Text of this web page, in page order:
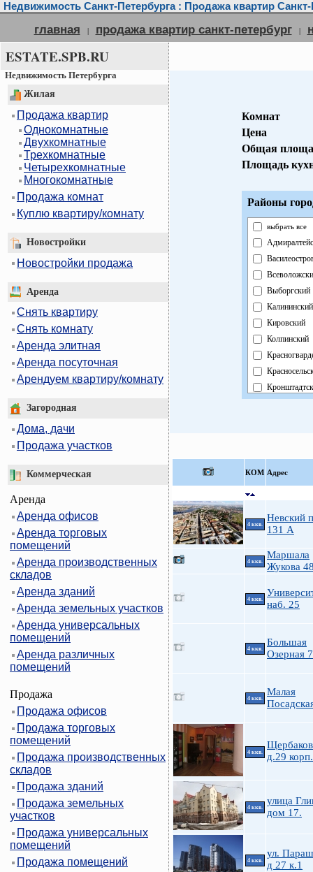
Недвижимость Санкт-Петербурга : Продажа квартир Санкт-
главная | продажа квартир санкт-петербург |
ESTATE.SPB.RU
Недвижимость Петербурга
Жилая
Продажа квартир
Однокомнатные
Двухкомнатные
Трехкомнатные
Четырехкомнатные
Многокомнатные
Продажа комнат
Куплю квартиру/комнату
Новостройки
Новостройки продажа
Аренда
Снять квартиру
Снять комнату
Аренда элитная
Аренда посуточная
Арендуем квартиру/комнату
Загородная
Дома, дачи
Продажа участков
Коммерческая
Аренда
Аренда офисов
Аренда торговых
помещений
Аренда производственных
складов
Аренда зданий
Аренда земельных участков
Аренда универсальных
помещений
Аренда различных
помещений
Продажа
Продажа офисов
Продажа торговых
помещений
Продажа производственных
складов
Продажа зданий
Продажа земельных
участков
Продажа универсальных
помещений
Продажа помещений
Комнат
Цена
Общая
Площадь
Районы
выбрать все
Выборгский
Калининский
Кировский
Колпинский
Павловский
Приморский
Пушкинский
Центральный
КOМ Адрес
4 ккв.
Невский
131 А
4 ккв.
Маршала
Жукова
4 ккв.
наб. 25
4 ккв.
Большая
Озерная
4 ккв.
Малая
4 ккв.
д.29
4 ккв.
улица
дом 17.
4 ккв.
ул.
д 27 к.1